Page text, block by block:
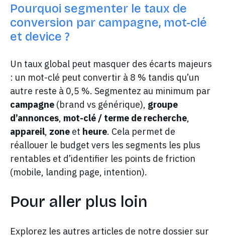
Pourquoi segmenter le taux de
conversion par campagne, mot-clé
et device ?
Un taux global peut masquer des écarts majeurs
: un mot-clé peut convertir à 8 % tandis qu’un
autre reste à 0,5 %. Segmentez au minimum par
campagne(brand vs générique), groupe
d’annonces, mot-clé / terme de recherche,
appareil, zoneet heure. Cela permet de
réallouer le budget vers les segments les plus
rentables et d’identifier les points de friction
(mobile, landing page, intention).
Pour aller plus loin
Explorez les autres articles de notre dossier sur